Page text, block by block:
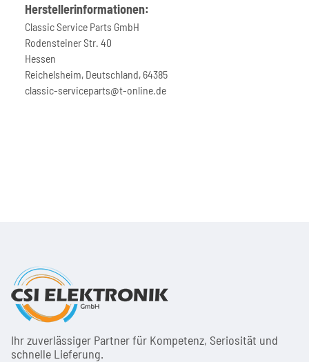
Herstellerinformationen:
Classic Service Parts GmbH
Rodensteiner Str. 40
Hessen
Reichelsheim, Deutschland, 64385
classic-serviceparts@t-online.de
Ihr zuver­läs­siger Partner für Kom­pe­tenz, Seri­osi­tät und
schnel­le Lie­ferung.